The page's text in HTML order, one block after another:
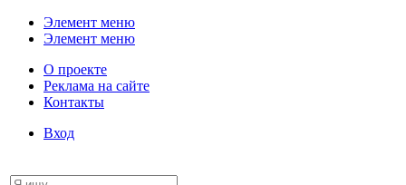
Элемент меню
Элемент меню
О проекте
Реклама на сайте
Контакты
Вход